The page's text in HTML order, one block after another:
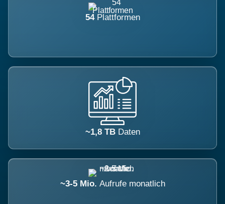
54 Plattformen
~1,8 TB Daten
~3-5 Mio. Aufrufe monatlich